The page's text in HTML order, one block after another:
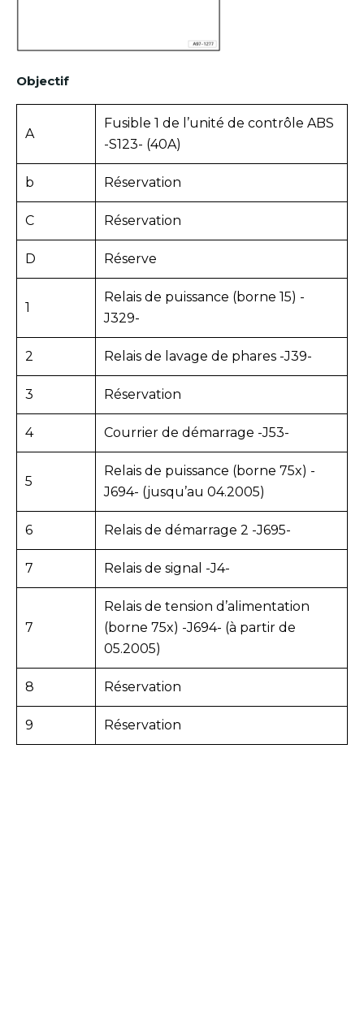
Objectif
A
Fusible 1 de l’unité de contrôle ABS
-S123- (40A)
b Réservation
C Réservation
D Réserve
1
Relais de puissance (borne 15) -
J329-
2 Relais de lavage de phares -J39-
3 Réservation
4 Courrier de démarrage -J53-
5
Relais de puissance (borne 75x) -
J694- (jusqu’au 04.2005)
6 Relais de démarrage 2 -J695-
7 Relais de signal -J4-
7
Relais de tension d’alimentation
(borne 75x) -J694- (à partir de
05.2005)
8 Réservation
9 Réservation